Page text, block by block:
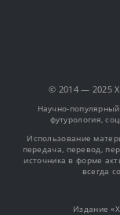
© 2014 — 2025
Научно-
футурология,
Использование
передача, перевод,
источника в форме
всегда
Издание